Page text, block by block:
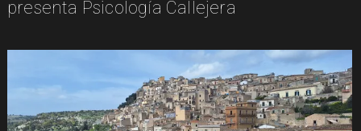
presenta Psicología Callejera